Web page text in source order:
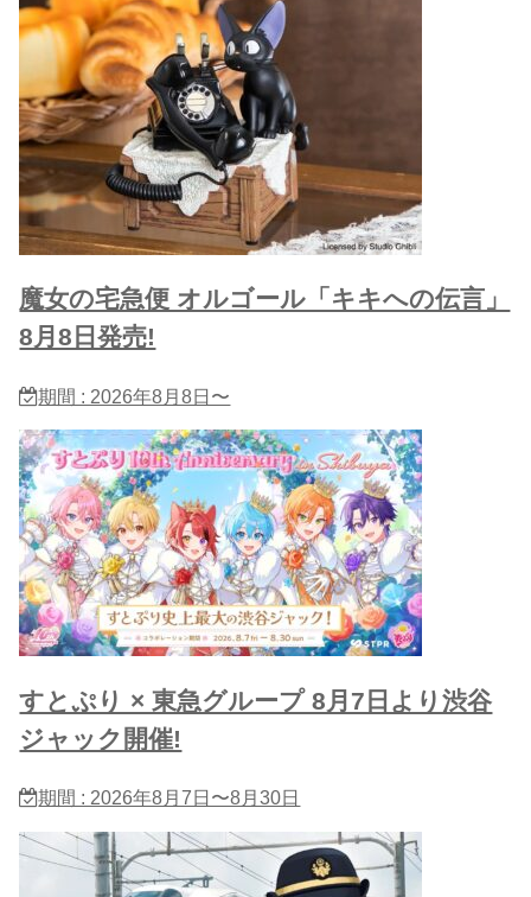
魔女の宅急便 オルゴール「キキへの伝言」
8月8日発売!
期間 : 2026年8月8日〜
すとぷり × 東急グループ 8月7日より渋谷
ジャック開催!
期間 : 2026年8月7日〜8月30日